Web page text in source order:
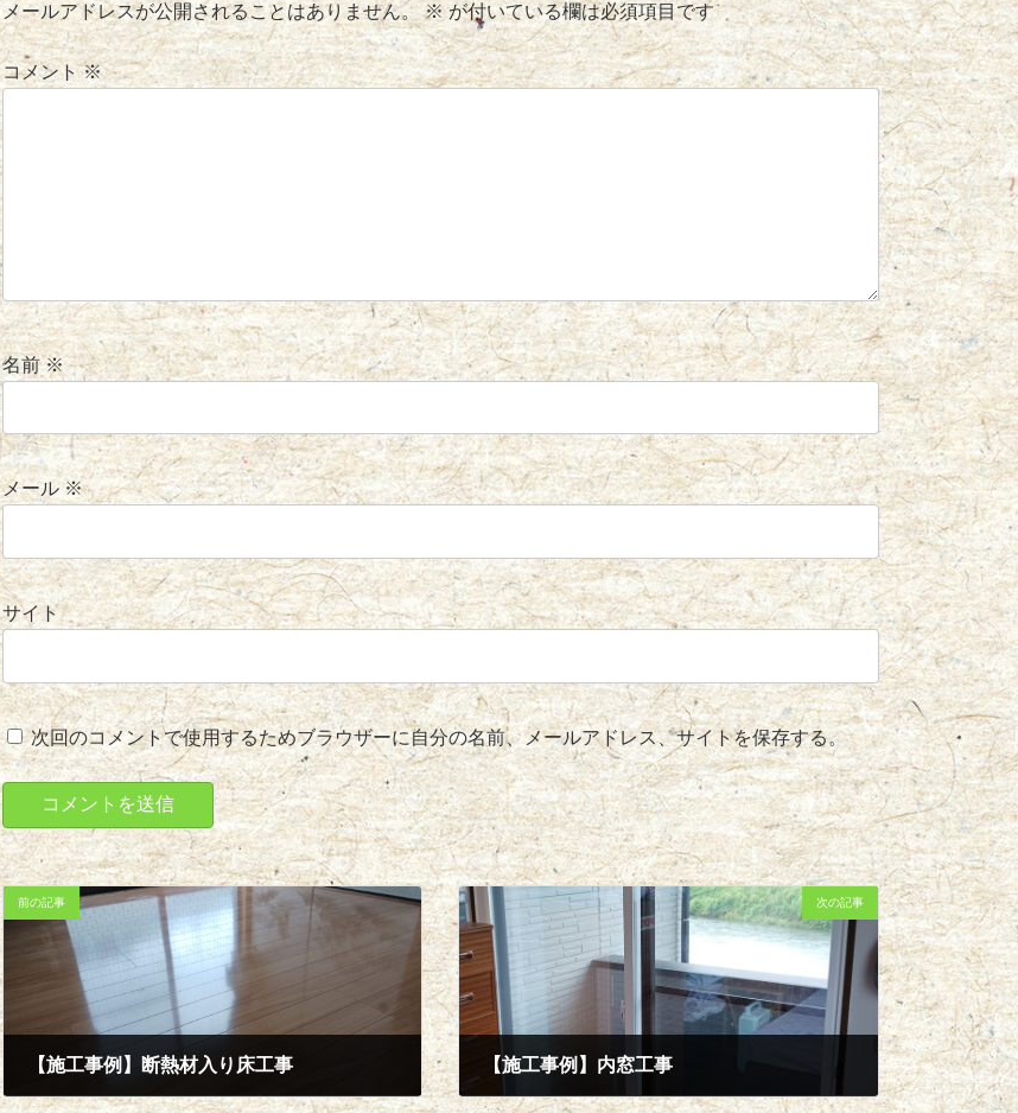
メールアドレスが公開されることはありません。 ※ が付いている欄は必須項目です
コメント※
名前※
メール※
サイト
次回のコメントで使用するためブラウザーに自分の名前、メールアドレス、サイトを保存する。
前の記事
【施工事例】断熱材入り床工事
2024年5月21日
次の記事
【施工事例】内窓工事
2024年6月25日